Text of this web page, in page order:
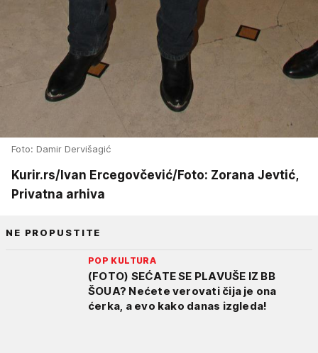
Foto: Damir Dervišagić
Kurir.rs/Ivan Ercegovčević/Foto: Zorana Jevtić,
Privatna arhiva
NE PROPUSTITE
POP KULTURA
(FOTO) SEĆATE SE PLAVUŠE IZ BB
ŠOUA? Nećete verovati čija je ona
ćerka, a evo kako danas izgleda!